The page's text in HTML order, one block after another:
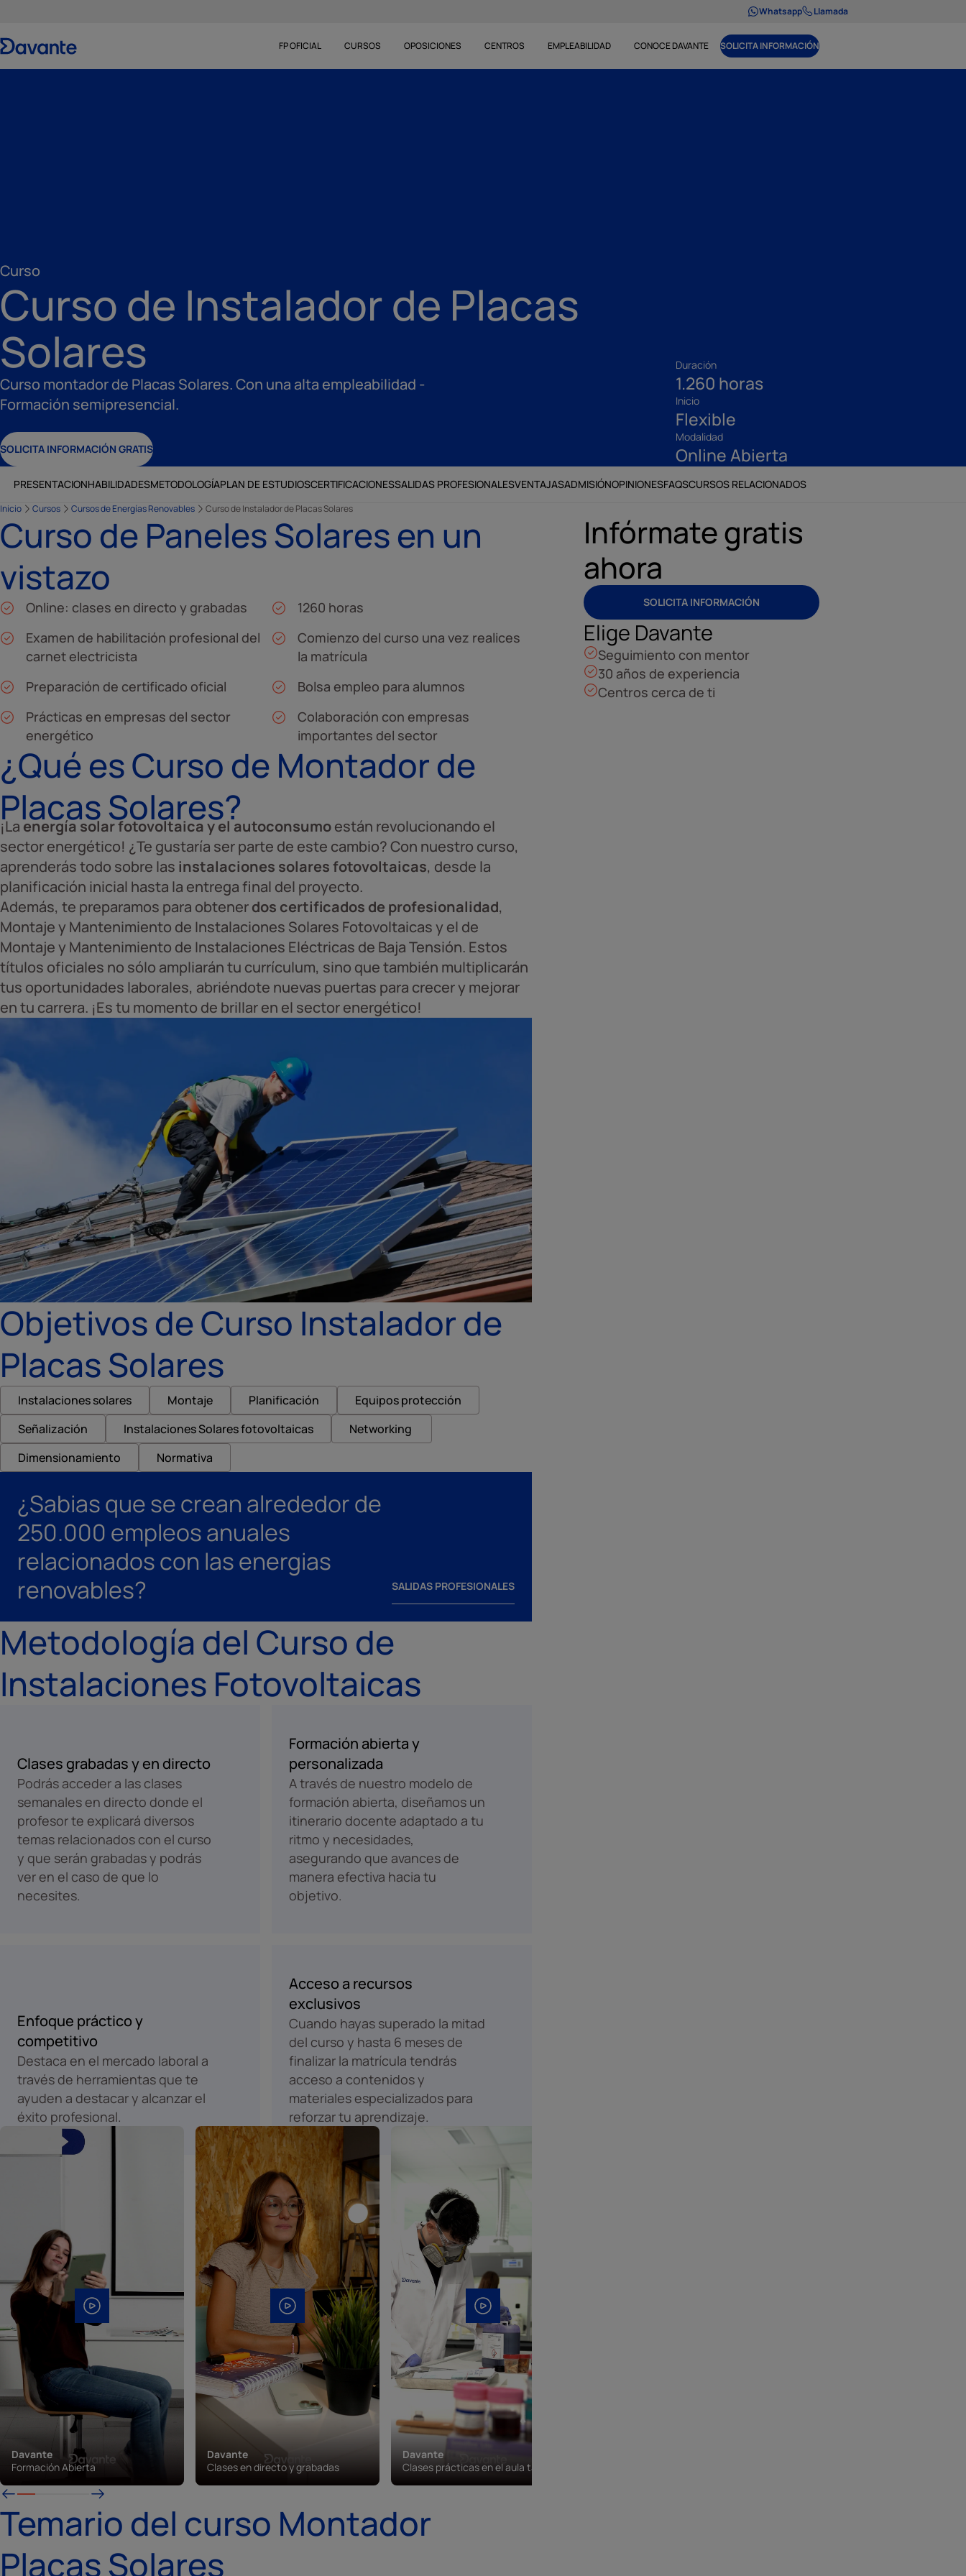
Whatsapp Llamada
FP OFICIAL CURSOS OPOSICIONES CENTROS EMPLEABILIDAD CONOCE DAVANTE SOLICITA INFORMACIÓN
Curso
Curso de Instalador de Placas
Solares
Curso montador de Placas Solares. Con una alta empleabilidad -
Formación semipresencial.
SOLICITA INFORMACIÓN GRATIS
Duración
1.260 horas
Inicio
Flexible
Modalidad
Online Abierta
PRESENTACIONHABILIDADESMETODOLOGÍAPLAN DE ESTUDIOSCERTIFICACIONESSALIDAS PROFESIONALESVENTAJASADMISIÓNOPINIONESFAQSCURSOS RELACIONADOS
Inicio Cursos Cursos de Energías Renovables Curso de Instalador de Placas Solares
Curso de Paneles Solares en un
vistazo
Online: clases en directo y grabadas
1260 horas
Examen de habilitación profesional del
carnet electricista
Comienzo del curso una vez realices
la matrícula
Preparación de certificado oficial
Bolsa empleo para alumnos
Prácticas en empresas del sector
energético
Colaboración con empresas
importantes del sector
¿Qué es Curso de Montador de
Placas Solares?
¡La energía solar fotovoltaica y el autoconsumoestán revolucionando el
sector energético! ¿Te gustaría ser parte de este cambio? Con nuestro curso,
aprenderás todo sobre las instalaciones solares fotovoltaicas, desde la
planificación inicial hasta la entrega final del proyecto.
Además, te preparamos para obtenerdos certificados de profesionalidad,
Montaje y Mantenimiento de Instalaciones Solares Fotovoltaicas y el de
Montaje y Mantenimiento de Instalaciones Eléctricas de Baja Tensión. Estos
títulos oficiales no sólo ampliarán tu currículum, sino que también multiplicarán
tus oportunidades laborales, abriéndote nuevas puertas para crecer y mejorar
en tu carrera. ¡Es tu momento de brillar en el sector energético!
Objetivos de Curso Instalador de
Placas Solares
Instalaciones solares Montaje Planificación
Equipos protección
Señalización
Instalaciones Solares fotovoltaicas
Networking
Dimensionamiento
Normativa
¿Sabias que se crean alrededor de
250.000 empleos anuales
relacionados con las energias
renovables?
SALIDAS PROFESIONALES
Metodología del Curso de
Instalaciones Fotovoltaicas
Clases grabadas y en directo
Podrás acceder a las clases
semanales en directo donde el
profesor te explicará diversos
temas relacionados con el curso
y que serán grabadas y podrás
ver en el caso de que lo
necesites.
Formación abierta y
personalizada
A través de nuestro modelo de
formación abierta, diseñamos un
itinerario docente adaptado a tu
ritmo y necesidades,
asegurando que avances de
manera efectiva hacia tu
objetivo.
Enfoque práctico y
competitivo
Destaca en el mercado laboral a
través de herramientas que te
ayuden a destacar y alcanzar el
éxito profesional.
Acceso a recursos
exclusivos
Cuando hayas superado la mitad
del curso y hasta 6 meses de
finalizar la matrícula tendrás
acceso a contenidos y
materiales especializados para
reforzar tu aprendizaje.
Davante
Formación Abierta
Davante
Clases en directo y grabadas
Davante
Clases prácticas en el aula taller
Temario del curso Montador
Placas Solares
Infórmate gratis
ahora
SOLICITA INFORMACIÓN
Elige Davante
Seguimiento con mentor
30 años de experiencia
Centros cerca de ti